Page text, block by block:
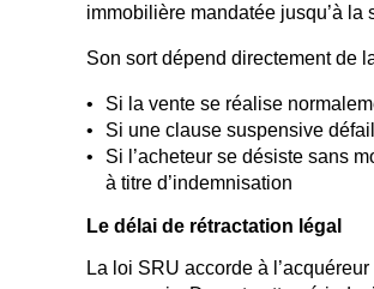
immobilière mandatée jusqu’à la
Son sort dépend directement de
Si la vente se réalise
Si une clause suspensive
Si l’acheteur se désiste sans
à titre d’indemnisation
Le délai de rétractation légal
La loi SRU accorde à